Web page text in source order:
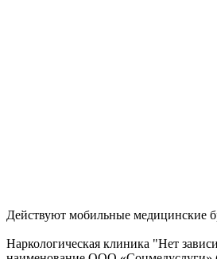
Действуют мобильные медицинские
Наркологическая клиника "Нет